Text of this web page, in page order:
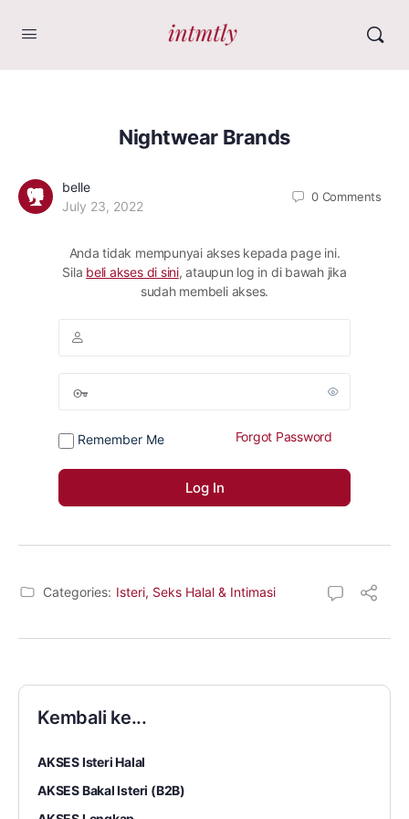
Nightwear Brands
belle
July 23, 2022
0 Comments
Anda tidak mempunyai akses kepada page ini.
Sila beli akses di sini, ataupun log in di bawah jika
sudah membeli akses.
Remember Me Forgot Password
Categories: Isteri, Seks Halal & Intimasi
Kembali ke...
AKSES Isteri Halal
AKSES Bakal Isteri (B2B)